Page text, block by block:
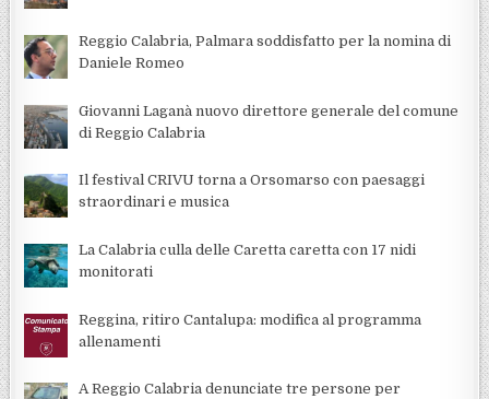
Reggio Calabria, Palmara soddisfatto per la nomina di
Daniele Romeo
Giovanni Laganà nuovo direttore generale del comune
di Reggio Calabria
Il festival CRIVU torna a Orsomarso con paesaggi
straordinari e musica
La Calabria culla delle Caretta caretta con 17 nidi
monitorati
Reggina, ritiro Cantalupa: modifica al programma
allenamenti
A Reggio Calabria denunciate tre persone per